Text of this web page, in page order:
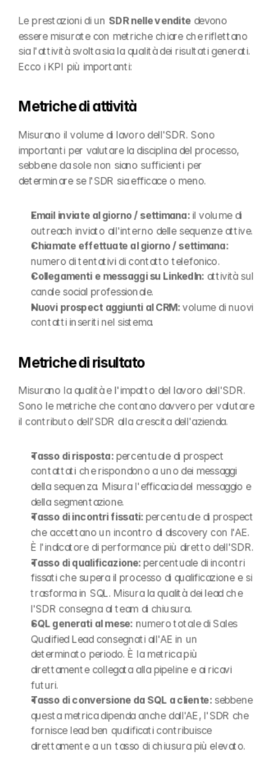
Le prestazioni di un SDR nelle vendite devono
essere misurate con metriche chiare che riflettano
sia l'attività svolta sia la qualità dei risultati generati.
Ecco i KPI più importanti:
Metriche di attività
Misurano il volume di lavoro dell'SDR. Sono
importanti per valutare la disciplina del processo,
sebbene da sole non siano sufficienti per
determinare se l'SDR sia efficace o meno.
Email inviate al giorno / settimana: il volume di
outreach inviato all'interno delle sequenze attive.
Chiamate effettuate al giorno / settimana:
numero di tentativi di contatto telefonico.
Collegamenti e messaggi su LinkedIn: attività sul
canale social professionale.
Nuovi prospect aggiunti al CRM: volume di nuovi
contatti inseriti nel sistema.
Metriche di risultato
Misurano la qualità e l'impatto del lavoro dell'SDR.
Sono le metriche che contano davvero per valutare
il contributo dell'SDR alla crescita dell'azienda.
Tasso di risposta: percentuale di prospect
contattati che rispondono a uno dei messaggi
della sequenza. Misura l'efficacia del messaggio e
della segmentazione.
Tasso di incontri fissati: percentuale di prospect
che accettano un incontro di discovery con l'AE.
È l'indicatore di performance più diretto dell'SDR.
Tasso di qualificazione: percentuale di incontri
fissati che supera il processo di qualificazione e si
trasforma in SQL. Misura la qualità dei lead che
l'SDR consegna al team di chiusura.
SQL generati al mese: numero totale di Sales
Qualified Lead consegnati all'AE in un
determinato periodo. È la metrica più
direttamente collegata alla pipeline e ai ricavi
futuri.
Tasso di conversione da SQL a cliente: sebbene
questa metrica dipenda anche dall'AE, l'SDR che
fornisce lead ben qualificati contribuisce
direttamente a un tasso di chiusura più elevato.